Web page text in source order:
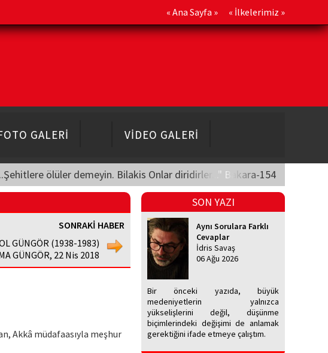
« Ana Sayfa » « İlkelerimiz »
GALERİ VİDEO GALERİ
ölüler demeyin. Bilakis Onlar diridirler..." Bakara-154
SONRAKİ HABER
GÜNGÖR (1938-1983)
GÜNGÖR, 22 Nis 2018
Akkâ müdafaasıyla meşhur
SON YAZI
Aynı Sorulara Farklı
Cevaplar
İdris Savaş
06 Ağu 2026
Bir önceki yazıda, büyük
medeniyetlerin yalnızca
yükselişlerini değil, düşünme
biçimlerindeki değişimi de anlamak
gerektiğini ifade etmeye çalıştım.